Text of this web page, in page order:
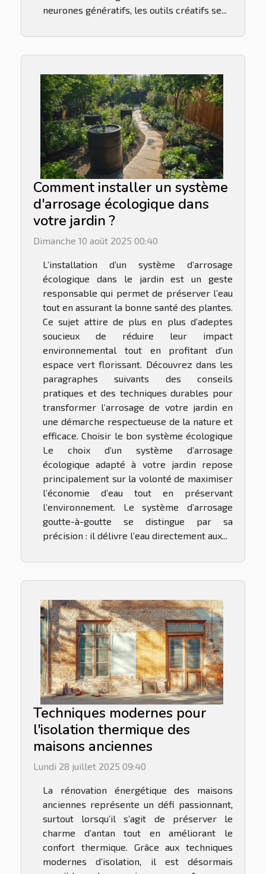
neurones génératifs, les outils créatifs se...
Comment installer un système
d'arrosage écologique dans
votre jardin ?
Dimanche 10 août 2025 00:40
L’installation d’un système d’arrosage
écologique dans le jardin est un geste
responsable qui permet de préserver l’eau
tout en assurant la bonne santé des plantes.
Ce sujet attire de plus en plus d’adeptes
soucieux de réduire leur impact
environnemental tout en profitant d’un
espace vert florissant. Découvrez dans les
paragraphes suivants des conseils
pratiques et des techniques durables pour
transformer l’arrosage de votre jardin en
une démarche respectueuse de la nature et
efficace. Choisir le bon système écologique
Le choix d’un système d’arrosage
écologique adapté à votre jardin repose
principalement sur la volonté de maximiser
l’économie d’eau tout en préservant
l’environnement. Le système d’arrosage
goutte-à-goutte se distingue par sa
précision : il délivre l’eau directement aux...
Techniques modernes pour
l'isolation thermique des
maisons anciennes
Lundi 28 juillet 2025 09:40
La rénovation énergétique des maisons
anciennes représente un défi passionnant,
surtout lorsqu’il s’agit de préserver le
charme d’antan tout en améliorant le
confort thermique. Grâce aux techniques
modernes d’isolation, il est désormais